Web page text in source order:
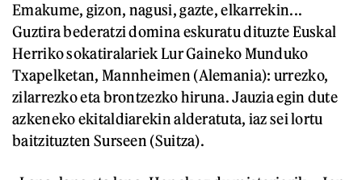
Emakume, gizon, nagusi, gazte, elkarrekin...
Guztira bederatzi domina eskuratu dituzte Euskal
Herriko sokatiralariek Lur Gaineko Munduko
Txapelketan, Mannheimen (Alemania): urrezko,
zilarrezko eta brontzezko hiruna. Jauzia egin dute
azkeneko ekitaldiarekin alderatuta, iaz sei lortu
baitzituzten Surseen (Suitza).